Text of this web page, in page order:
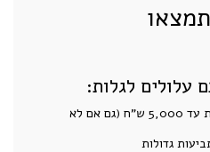
עלולים לגלות:
בבית עד 5,000 ש"ח (גם אם לא
גדולות